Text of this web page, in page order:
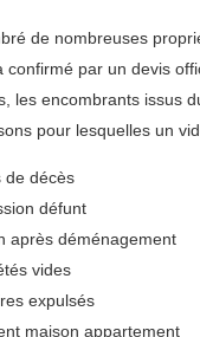
de nombreuses
par un devis
les encombrants issus
pour lesquelles un
de décès
défunt
après déménagement
vides
expulsés
maison appartement